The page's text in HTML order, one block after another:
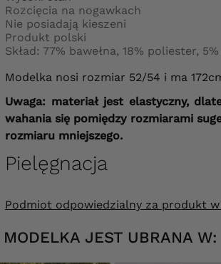
Rozcięcia na nogawkach
Nie posiadają kieszeni
Produkt polski
Skład: 77% bawełna, 18% poliester,
Modelka nosi rozmiar 52/54 i ma
Uwaga: materiał jest elastyczny,
wahania się pomiędzy rozmiarami
rozmiaru mniejszego.
Pielęgnacja
Podmiot odpowiedzialny za produkt w
MODELKA JEST UBRANA W: